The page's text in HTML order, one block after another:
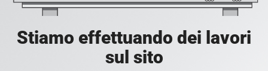
Stiamo effettuando dei lavori
sul sito